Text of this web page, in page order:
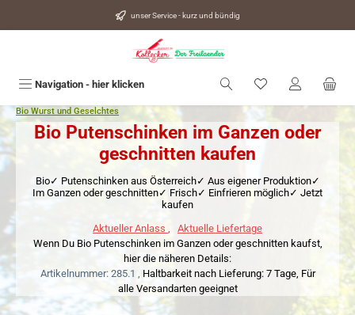
unser Service - kurz und bündig
Navigation - hier klicken Du hast 0
Bio Wurst und Geselchtes
Bio Putenschinken im Ganzen oder
geschnitten kaufen
Bio✓ Putenschinken aus Österreich✓ Aus eigener Produktion✓
Im Ganzen oder geschnitten✓ Frisch✓ Einfrieren möglich✓ Jetzt
kaufen
Aktueller Anlass
Aktuelle Liefertage
Wenn Du Bio Putenschinken im Ganzen oder geschnitten kaufst,
hier die näheren Details:
Artikelnummer: 285.1 , Haltbarkeit nach Lieferung: 7 Tage, Für
alle Versandarten geeignet